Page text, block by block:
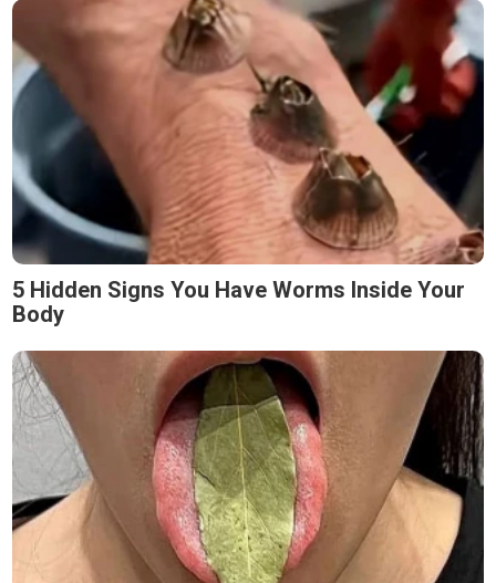
5 Hidden Signs You Have Worms Inside Your
Body